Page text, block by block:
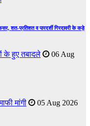
शत-प्रतिशत व पारदर्शी गिरदावरी के कड़े
06 Aug
05 Aug 2026